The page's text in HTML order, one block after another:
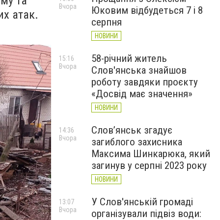
атак.
Юковим відбудеться 7 і 8
серпня
НОВИНИ
Вчора
58-річний житель
Слов'янська знайшов
роботу завдяки проєкту
«Досвід має значення»
НОВИНИ
15:16
Вчора
Слов’янськ згадує
загиблого захисника
Максима Шинкарюка, який
загинув у серпні 2023 року
НОВИНИ
14:36
Вчора
У Слов'янській громаді
організували підвіз води:
13:07
Вчора